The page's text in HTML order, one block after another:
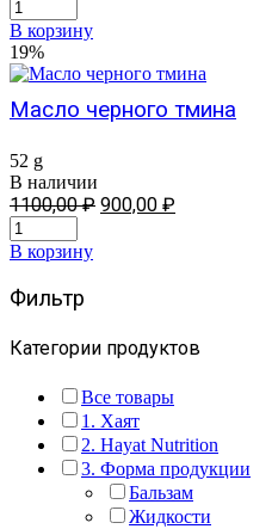
составляла
В корзину
19%
Масло черного тмина
52 g
В наличии
1100,00₽ Первоначальная
900,00 ₽
В корзину
Фильтр
Категории продуктов
Все товары
1. Хаят
2. Hayat Nutrition
3. Форма продукции
Бальзам
Жидкости